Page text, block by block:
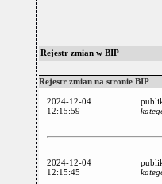
Rejestr zmian w BIP
Rejestr zmian na stronie BIP
2024-12-04
12:15:59
2024-12-04
12:15:45